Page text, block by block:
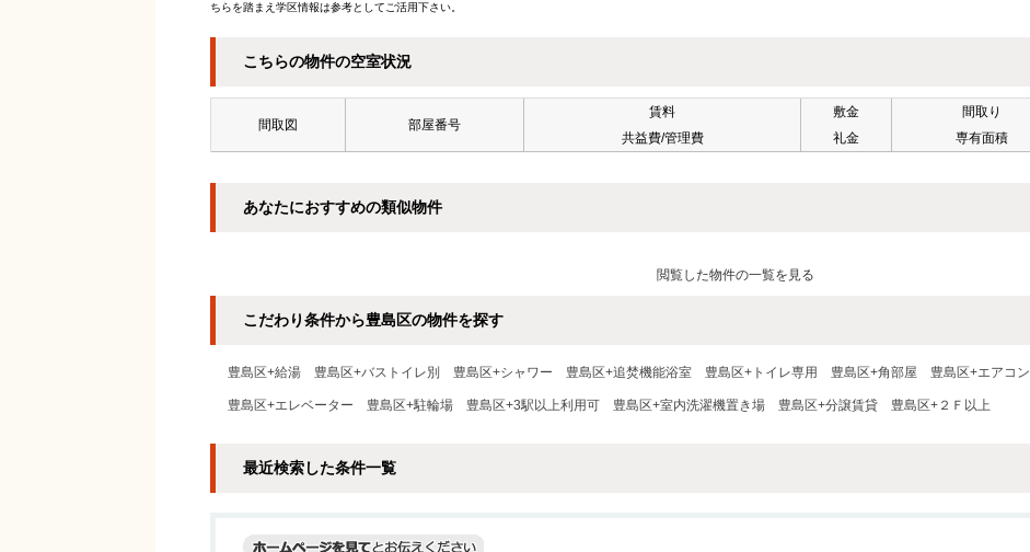
ちらを踏まえ学区情報は参考としてご活用下さい。
こちらの物件の空室状況
間取図 部屋番号
賃料
共益費/管理費
敷金
礼金
間取り
専有面積
あなたにおすすめの類似物件
閲覧した物件の一覧を見る
こだわり条件から豊島区の物件を探す
豊島区+給湯 豊島区+バストイレ別 豊島区+シャワー 豊島区+追焚機能浴室 豊島区+トイレ専用 豊島区+角部屋 豊島区+エアコン
豊島区+エレベーター 豊島区+駐輪場 豊島区+3駅以上利用可 豊島区+室内洗濯機置き場 豊島区+分譲賃貸 豊島区+２Ｆ以上
最近検索した条件一覧